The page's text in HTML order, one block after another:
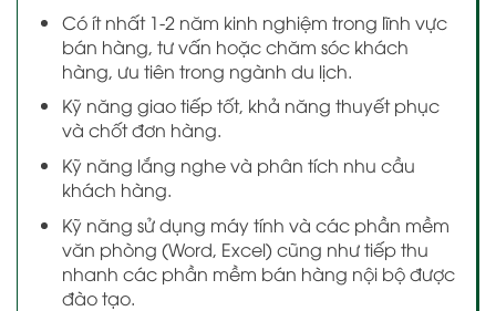
Có ít nhất 1-2 năm kinh nghiệm trong lĩnh vực
bán hàng, tư vấn hoặc chăm sóc khách
hàng, ưu tiên trong ngành du lịch.
Kỹ năng giao tiếp tốt, khả năng thuyết phục
và chốt đơn hàng.
Kỹ năng lắng nghe và phân tích nhu cầu
khách hàng.
Kỹ năng sử dụng máy tính và các phần mềm
văn phòng (Word, Excel) cũng như tiếp thu
nhanh các phần mềm bán hàng nội bộ được
đào tạo.